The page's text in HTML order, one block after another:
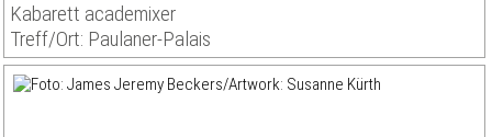
Kabarett academixer
Treff/Ort: Paulaner-Palais